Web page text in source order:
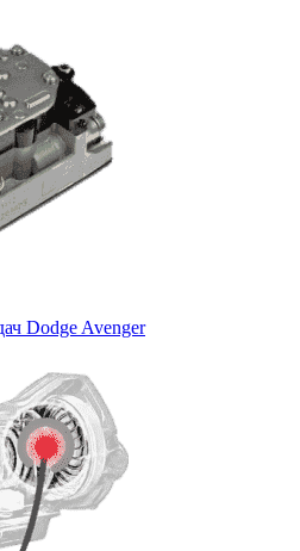
Dodge Avenger